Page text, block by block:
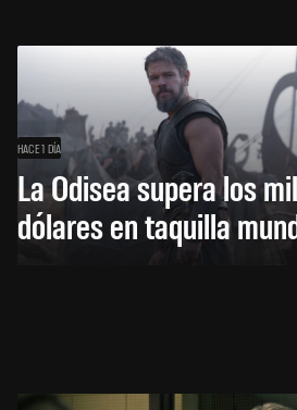
HACE 1 DÍA
La Odisea supera los
dólares en taquilla